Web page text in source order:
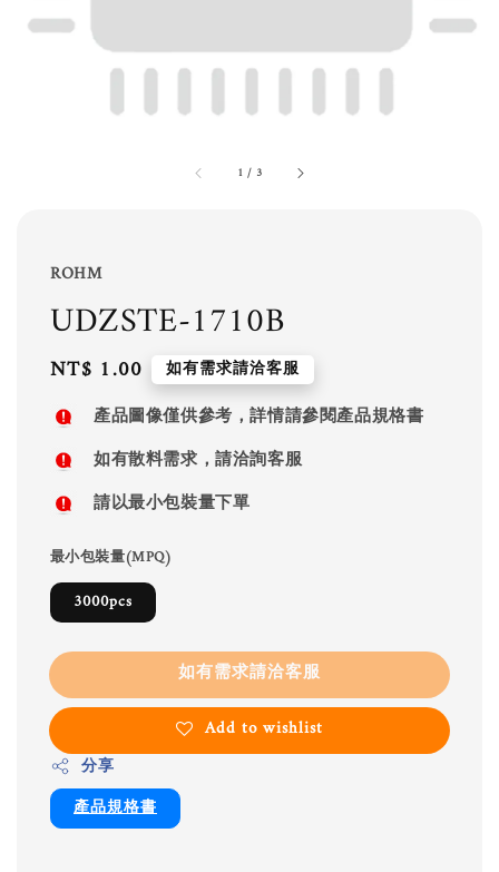
1 / 3
ROHM
UDZSTE-1710B
Regular
price
NT$ 1.00 如有需求請洽客服
產品圖像僅供參考，詳情請參閱產品規格書
如有散料需求，請洽詢客服
請以最小包裝量下單
最小包裝量(MPQ)
3000pcs
如有需求請洽客服
Add to wishlist
分享
產品規格書